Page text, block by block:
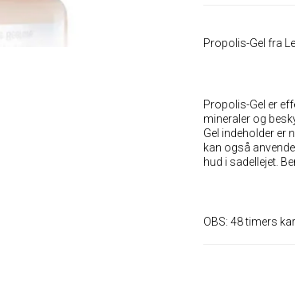
Propolis-Gel fra
Propolis-Gel er
mineraler og
Gel indeholder er
kan også
hud i sadellejet.
OBS: 48 timers